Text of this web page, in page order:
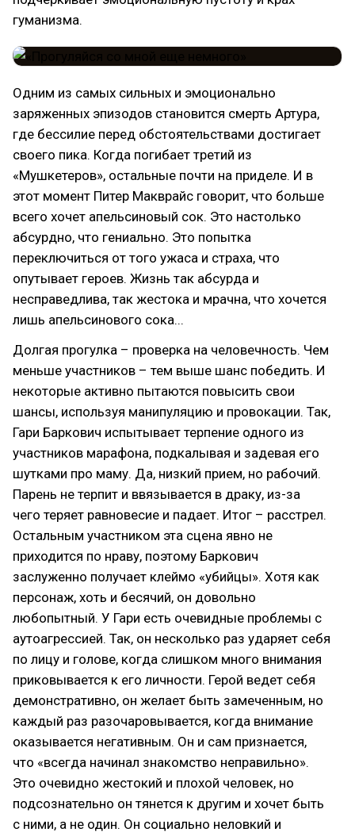
гуманизма.
Одним из самых сильных и эмоционально
заряженных эпизодов становится смерть Артура,
где бессилие перед обстоятельствами достигает
своего пика. Когда погибает третий из
«Мушкетеров», остальные почти на приделе. И в
этот момент Питер Макврайс говорит, что больше
всего хочет апельсиновый сок. Это настолько
абсурдно, что гениально. Это попытка
переключиться от того ужаса и страха, что
опутывает героев. Жизнь так абсурда и
несправедлива, так жестока и мрачна, что хочется
лишь апельсинового сока...
Долгая прогулка – проверка на человечность. Чем
меньше участников – тем выше шанс победить. И
некоторые активно пытаются повысить свои
шансы, используя манипуляцию и провокации. Так,
Гари Баркович испытывает терпение одного из
участников марафона, подкалывая и задевая его
шутками про маму. Да, низкий прием, но рабочий.
Парень не терпит и ввязывается в драку, из-за
чего теряет равновесие и падает. Итог – расстрел.
Остальным участником эта сцена явно не
приходится по нраву, поэтому Баркович
заслуженно получает клеймо «убийцы». Хотя как
персонаж, хоть и бесячий, он довольно
любопытный. У Гари есть очевидные проблемы с
аутоагрессией. Так, он несколько раз ударяет себя
по лицу и голове, когда слишком много внимания
приковывается к его личности. Герой ведет себя
демонстративно, он желает быть замеченным, но
каждый раз разочаровывается, когда внимание
оказывается негативным. Он и сам признается,
что «всегда начинал знакомство неправильно».
Это очевидно жестокий и плохой человек, но
подсознательно он тянется к другим и хочет быть
с ними, а не один. Он социально неловкий и